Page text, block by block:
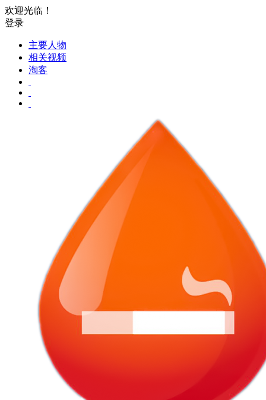
欢迎光临！
登录
主要人物
相关视频
淘客